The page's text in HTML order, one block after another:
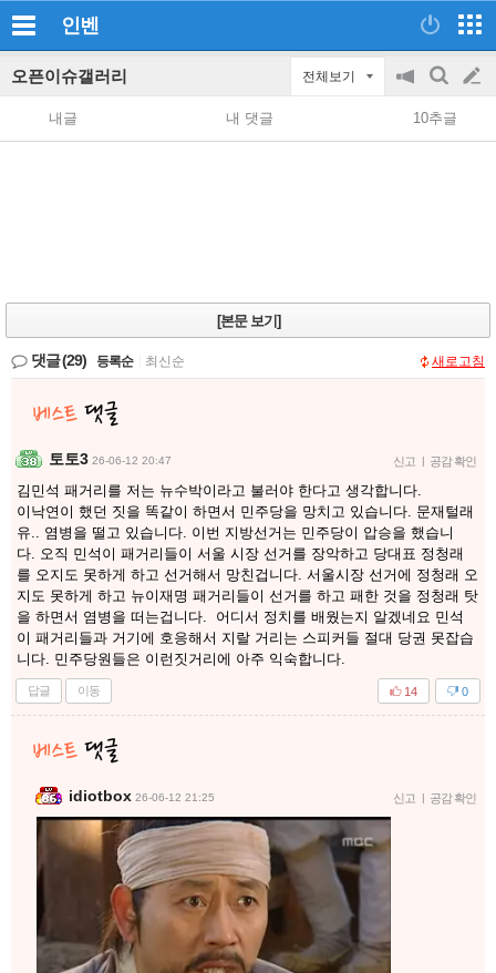
인벤
오픈이슈갤러리 전체보기
공
지
on/off
검
색
글
쓰
내글 내 댓글 10추글
[본문 보기]
댓글(29) 등록순 최신순 새로고침
토토3 26-06-12 20:47 신고 | 공감 확인
김민석 패거리를 저는 뉴수박이라고 불러야 한다고 생각합니다.
이낙연이 했던 짓을 똑같이 하면서 민주당을 망치고 있습니다. 문재털래
유.. 염병을 떨고 있습니다. 이번 지방선거는 민주당이 압승을 했습니
다. 오직 민석이 패거리들이 서울 시장 선거를 장악하고 당대표 정청래
를 오지도 못하게 하고 선거해서 망친겁니다. 서울시장 선거에 정청래 오
지도 못하게 하고 뉴이재명 패거리들이 선거를 하고 패한 것을 정청래 탓
을 하면서 염병을 떠는겁니다. 어디서 정치를 배웠는지 알겠네요 민석
이 패거리들과 거기에 호응해서 지랄 거리는 스피커들 절대 당권 못잡습
니다. 민주당원들은 이런짓거리에 아주 익숙합니다.
답글 이동 0
14
idiotbox 26-06-12 21:25 신고 | 공감 확인